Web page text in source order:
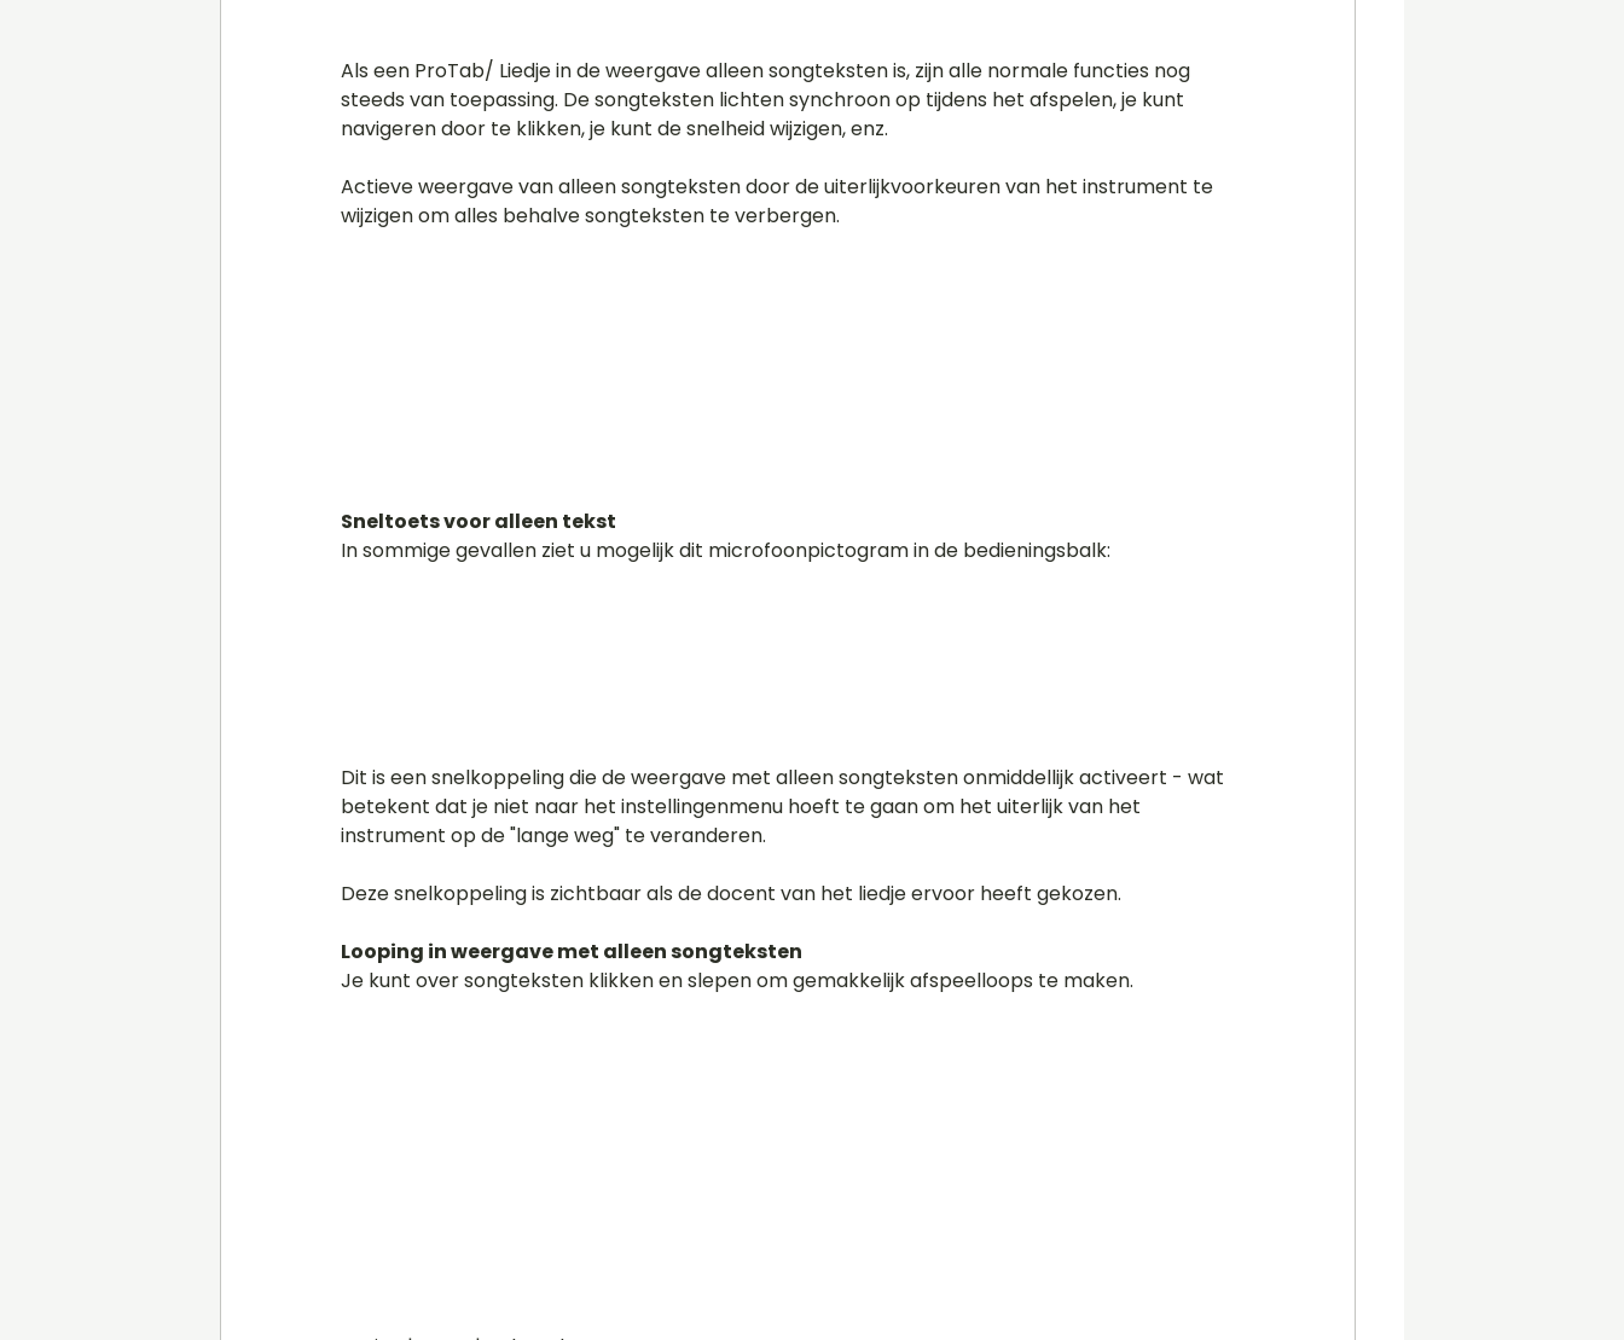
Als een ProTab/ Liedje in de weergave alleen songteksten is, zijn alle normale functies nog
steeds van toepassing. De songteksten lichten synchroon op tijdens het afspelen, je kunt
navigeren door te klikken, je kunt de snelheid wijzigen, enz.
Actieve weergave van alleen songteksten door de uiterlijkvoorkeuren van het instrument te
wijzigen om alles behalve songteksten te verbergen.
Sneltoets voor alleen tekst
In sommige gevallen ziet u mogelijk dit microfoonpictogram in de bedieningsbalk:
Dit is een snelkoppeling die de weergave met alleen songteksten onmiddellijk activeert - wat
betekent dat je niet naar het instellingenmenu hoeft te gaan om het uiterlijk van het
instrument op de "lange weg" te veranderen.
Deze snelkoppeling is zichtbaar als de docent van het liedje ervoor heeft gekozen.
Looping in weergave met alleen songteksten
Je kunt over songteksten klikken en slepen om gemakkelijk afspeelloops te maken.